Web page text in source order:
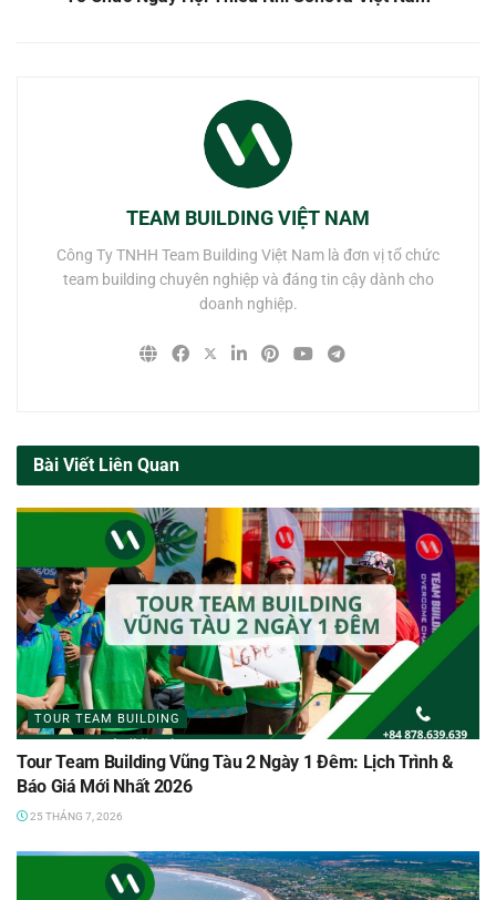
TEAM BUILDING VIỆT NAM
Công Ty TNHH Team Building Việt Nam là đơn vị tổ chức
team building chuyên nghiệp và đáng tin cậy dành cho
doanh nghiệp.
Bài Viết Liên Quan
TOUR TEAM BUILDING
Tour Team Building Vũng Tàu 2 Ngày 1 Đêm: Lịch Trình &
Báo Giá Mới Nhất 2026
25 THÁNG 7, 2026